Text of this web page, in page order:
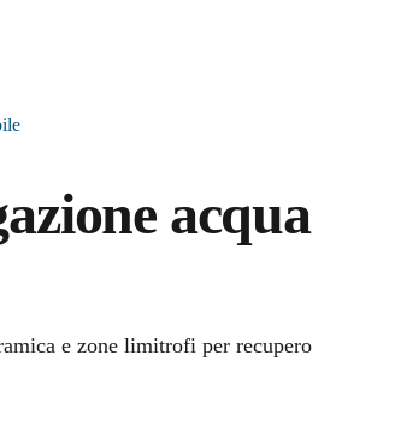
acqua
e zone limitrofi per recupero